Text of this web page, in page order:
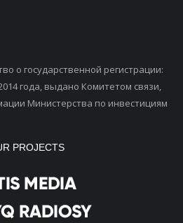
о государственной регистрации:
года, выдано Комитетом связи,
Министерства по инвестициям
PROJECTS